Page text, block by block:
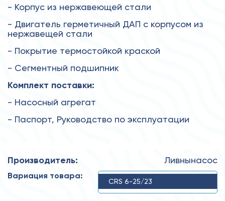
- Корпус из нержавеющей стали
- Двигатель герметичный ДАП с корпусом из
нержавещей стали
- Покрытие термостойкой краской
- Сегментный подшипник
Комплект поставки:
- Насосный агрегат
- Паспорт, Руководство по эксплуатации
Производитель: Ливнынасос
Вариация товара:
CRS 6-25/23